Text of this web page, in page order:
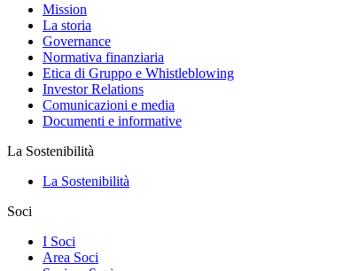
Mission
La storia
Governance
Normativa finanziaria
Etica di Gruppo e Whistleblowing
Investor Relations
Comunicazioni e media
Documenti e informative
La Sostenibilità
La Sostenibilità
Soci
I Soci
Area Soci